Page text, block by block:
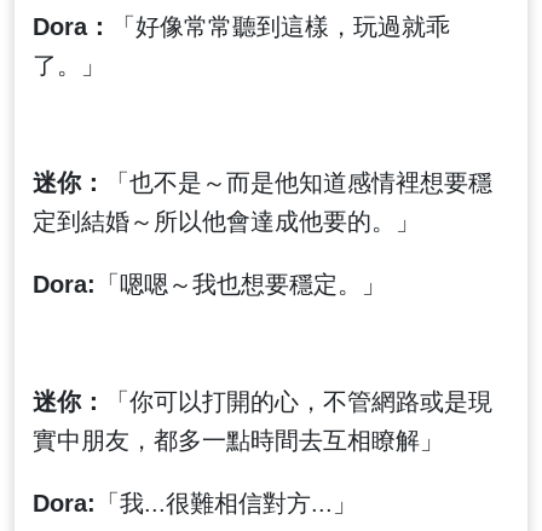
Dora：
「好像常常聽到這樣，玩過就乖
了。」
迷你：
「也不是～而是他知道感情裡想要穩
定到結婚～所以他會達成他要的。」
Dora: 「嗯嗯～我也想要穩定。」
迷你：
「你可以打開的心，不管網路或是現
實中朋友，都多一點時間去互相瞭解」
Dora: 「我...很難相信對方...」